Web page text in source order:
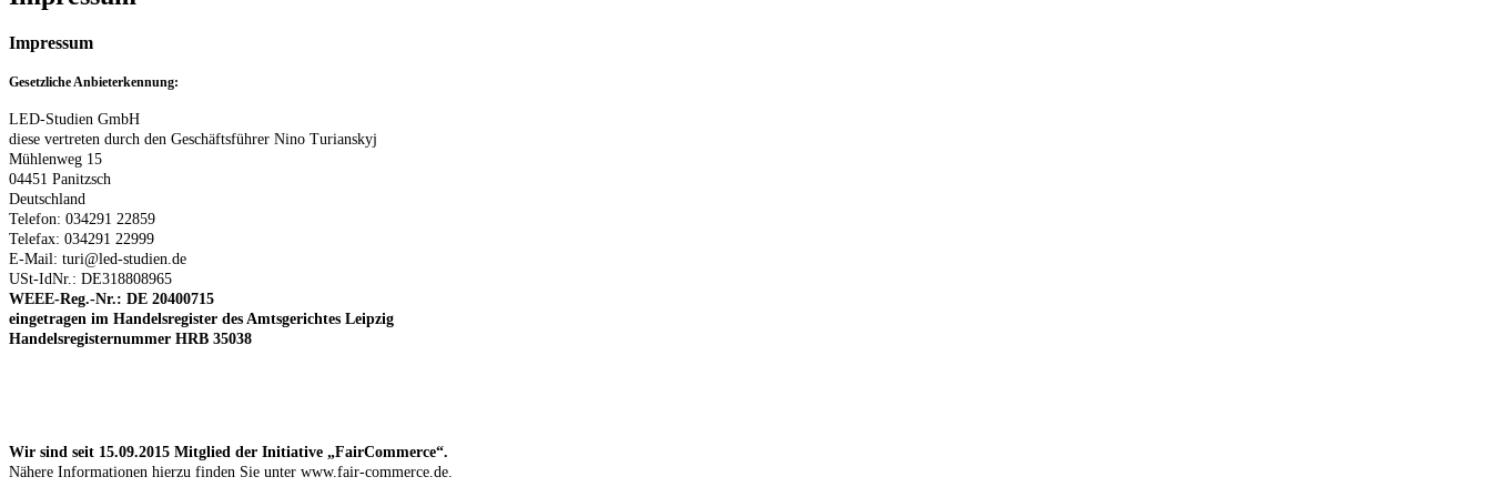
Impressum
Gesetzliche Anbieterkennung:
LED-Studien GmbH
diese vertreten durch den Geschäftsführer Nino Turianskyj
Mühlenweg 15
04451 Panitzsch
Deutschland
Telefon: 034291 22859
Telefax: 034291 22999
E-Mail: turi@led-studien.de
USt-IdNr.: DE318808965
WEEE-Reg.-Nr.: DE 20400715
eingetragen im Handelsregister des Amtsgerichtes Leipzig
Handelsregisternummer HRB 35038
Wir sind seit 15.09.2015 Mitglied der Initiative „FairCommerce“.
Nähere Informationen hierzu finden Sie unter www.fair-commerce.de.